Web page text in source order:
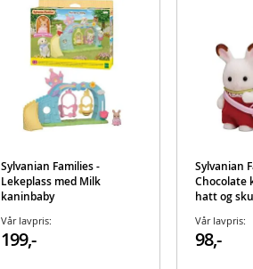
Og mer eventyrlig tilbehør
Detaljer:
Mål figurer: ca. 3-5 cm
Alder: fra 3 år
Produktdetaljer
Modell
EAN 5054131058152
Merke Sylvanian Families
Sylvanian Families -
Lekeplass med Milk
kaninbaby
Vår lavpris:
199,-
Sylvanian
Chocolate
hatt og
Vår lavpris:
98,-